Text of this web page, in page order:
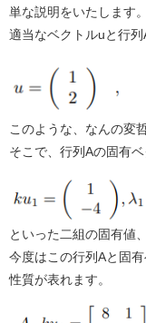
単な説明をいたします。
適当なベクトルuと行列
このような、なんの変
そこで、行列Aの固有
といった二組の固有値
今度はこの行列Aと固
性質が表れます。